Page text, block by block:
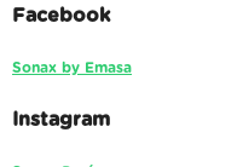
Facebook
Sonax by Emasa
Instagram